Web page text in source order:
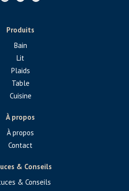
Produits
Bain
Lit
Plaids
Table
Cuisine
À propos
À propos
Contact
& Conseils
& Conseils